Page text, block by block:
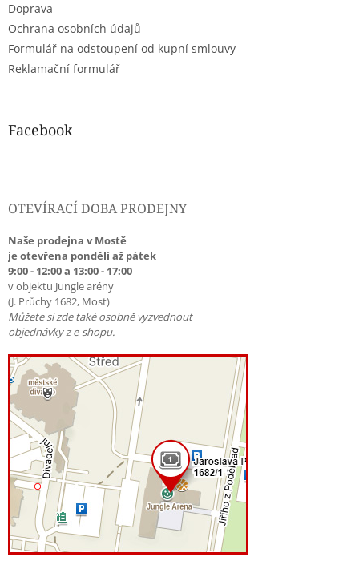
Doprava
Ochrana osobních údajů
Formulář na odstoupení od kupní smlouvy
Reklamační formulář
Facebook
OTEVÍRACÍ DOBA PRODEJNY
Naše prodejna v Mostě
je otevřena pondělí až pátek
9:00 - 12:00 a 13:00 - 17:00
v objektu Jungle arény
(J. Průchy 1682, Most)
Můžete si zde také osobně vyzvednout
objednávky z e-shopu.